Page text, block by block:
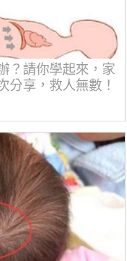
？請你學起來，家
分享，救人無數！